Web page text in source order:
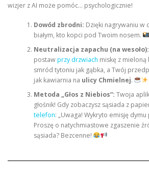
wizjer z AI może pomóc… psychologicznie!
Dowód zbrodni: Dzięki nagrywaniu w
białym, kto kopci pod Twoim nosem.
Neutralizacja zapachu (na wesoło):
postawprzy drzwiach miskę z mieloną
smród tytoniu jak gąbka, a Twój
jak kawiarnia na ulicy Chmielnej.
Metoda „Głos z Niebios”: Twoja
głośnik! Gdy zobaczysz sąsiada z
telefon: „Uwaga! Wykryto emisję
Proszę o natychmiastowe zgaszenie
sąsiada? Bezcenne!